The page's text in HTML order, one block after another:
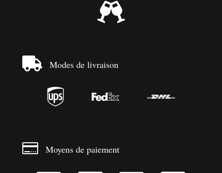

 Modes de livraison
  
 Moyens de paiement